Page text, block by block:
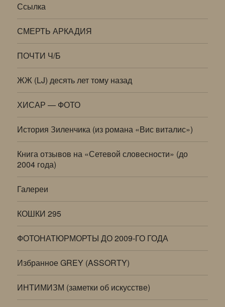
Ссылка
СМЕРТЬ АРКАДИЯ
ПОЧТИ Ч/Б
ЖЖ (LJ) десять лет тому назад
ХИСАР — ФОТО
История Зиленчика (из романа «Вис виталис»)
Книга отзывов на «Сетевой словесности» (до
2004 года)
Галереи
КОШКИ 295
ФОТОНАТЮРМОРТЫ ДО 2009-ГО ГОДА
Избранное GREY (ASSORTY)
ИНТИМИЗМ (заметки об искусстве)